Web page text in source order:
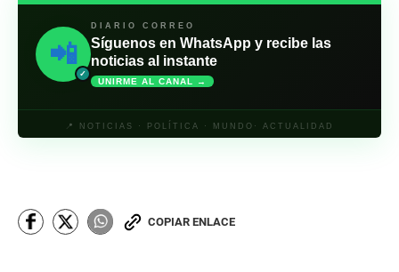
📲
✓
DIARIO CORREO
Síguenos en WhatsApp y recibe las
noticias al instante
UNIRME AL CANAL →
📍 NOTICIAS · POLÍTICA · MUNDO· ACTUALIDAD
COPIAR ENLACE